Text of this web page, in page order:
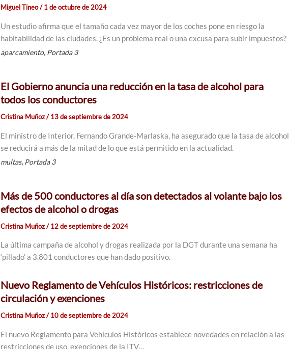
Miguel Tineo/1 de octubre de 2024
Un estudio afirma que el tamaño cada vez mayor de los coches pone en riesgo la
habitabilidad de las ciudades. ¿Es un problema real o una excusa para subir impuestos?
aparcamiento, Portada 3
El Gobierno anuncia una reducción en la tasa de alcohol para
todos los conductores
Cristina Muñoz/13 de septiembre de 2024
El ministro de Interior, Fernando Grande-Marlaska, ha asegurado que la tasa de alcohol
se reducirá a más de la mitad de lo que está permitido en la actualidad.
multas, Portada 3
Más de 500 conductores al día son detectados al volante bajo los
efectos de alcohol o drogas
Cristina Muñoz/12 de septiembre de 2024
La última campaña de alcohol y drogas realizada por la DGT durante una semana ha
‘pillado’ a 3.801 conductores que han dado positivo.
Nuevo Reglamento de Vehículos Históricos: restricciones de
circulación y exenciones
Cristina Muñoz/10 de septiembre de 2024
El nuevo Reglamento para Vehículos Históricos establece novedades en relación a las
restricciones de uso, exenciones de la ITV…